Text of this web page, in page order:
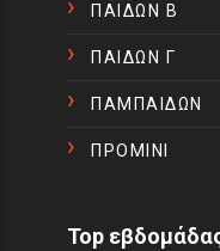
ΠΑΙΔΩΝ Β
ΠΑΙΔΩΝ Γ
ΠΑΜΠΑΙΔΩΝ
ΠΡΟΜΙΝΙ
Top